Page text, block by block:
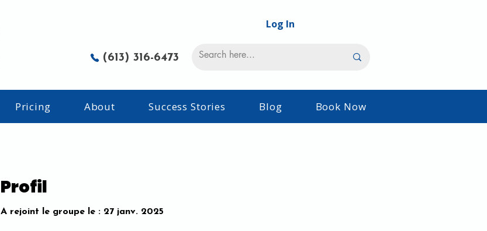
(613) 316-6473
Log In
Pricing About Success Stories Blog Book Now
Profil
A rejoint le groupe le : 27 janv. 2025